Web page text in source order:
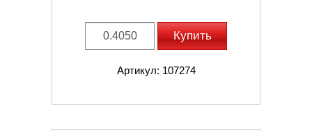
Купить
Артикул: 107274